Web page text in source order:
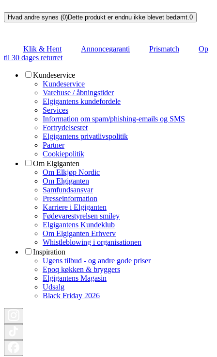
Hvad andre synes (0)Dette produkt er endnu ikke blevet bedømt.0
Klik & Hent Annoncegaranti Prismatch
Op
til 30 dages returret
Kundeservice
Kundeservice
Varehuse / åbningstider
Elgigantens kundefordele
Services
Information om spam/phishing-emails og SMS
Fortrydelsesret
Elgigantens privatlivspolitik
Partner
Cookiepolitik
Om Elgiganten
Om Elkjøp Nordic
Om Elgiganten
Samfundsansvar
Presseinformation
Karriere i Elgiganten
Fødevarestyrelsen smiley
Elgigantens Kundeklub
Om Elgiganten Erhverv
Whistleblowing i organisationen
Inspiration
Ugens tilbud - og andre gode priser
Epoq køkken & bryggers
Elgigantens Magasin
Udsalg
Black Friday 2026